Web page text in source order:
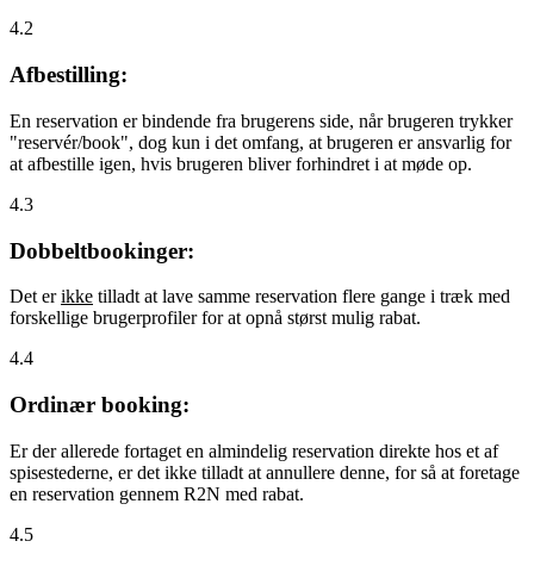
4.2
Afbestilling:
En reservation er bindende fra brugerens side, når brugeren trykker
"reservér/book", dog kun i det omfang, at brugeren er ansvarlig for
at afbestille igen, hvis brugeren bliver forhindret i at møde op.
4.3
Dobbeltbookinger:
Det erikke tilladt at lave samme reservation flere gange i træk med
forskellige brugerprofiler for at opnå størst mulig rabat.
4.4
Ordinær booking:
Er der allerede fortaget en almindelig reservation direkte hos et af
spisestederne, er det ikke tilladt at annullere denne, for så at foretage
en reservation gennem R2N med rabat.
4.5